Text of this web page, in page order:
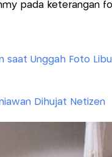
pada keterangan
saat Unggah Foto
Dihujat Netizen